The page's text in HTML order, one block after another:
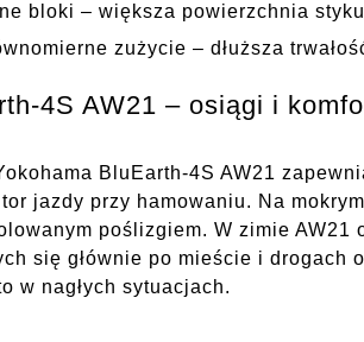
bloki – większa powierzchnia
zużycie – dłuższa
4S AW21 – osiągi i
BluEarth-4S AW21
jazdy przy hamowaniu. Na
poślizgiem. W zimie
się głównie po mieście i
w nagłych sytuacjach.